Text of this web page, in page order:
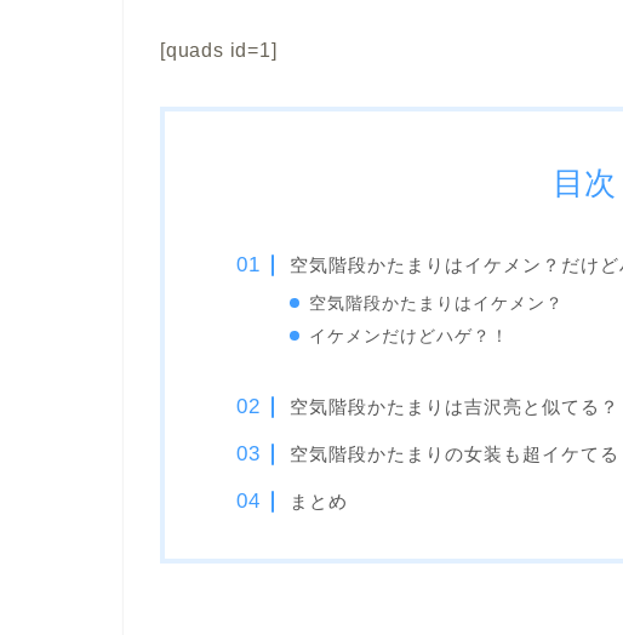
[quads id=1]
目次
空気階段かたまりはイケメン？だけど
空気階段かたまりはイケメン？
イケメンだけどハゲ？！
空気階段かたまりは吉沢亮と似てる？
空気階段かたまりの女装も超イケてる
まとめ